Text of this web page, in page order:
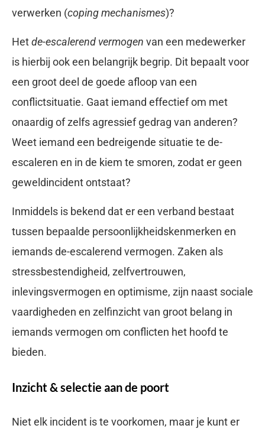
verwerken (coping mechanismes)?
Hetde-escalerend vermogen van een medewerker
is hierbij ook een belangrijk begrip. Dit bepaalt voor
een groot deel de goede afloop van een
conflictsituatie. Gaat iemand effectief om met
onaardig of zelfs agressief gedrag van anderen?
Weet iemand een bedreigende situatie te de-
escaleren en in de kiem te smoren, zodat er geen
geweldincident ontstaat?
Inmiddels is bekend dat er een verband bestaat
tussen bepaalde persoonlijkheidskenmerken en
iemands de-escalerend vermogen. Zaken als
stressbestendigheid, zelfvertrouwen,
inlevingsvermogen en optimisme, zijn naast sociale
vaardigheden en zelfinzicht van groot belang in
iemands vermogen om conflicten het hoofd te
bieden.
Inzicht & selectie aan de poort
Niet elk incident is te voorkomen, maar je kunt er